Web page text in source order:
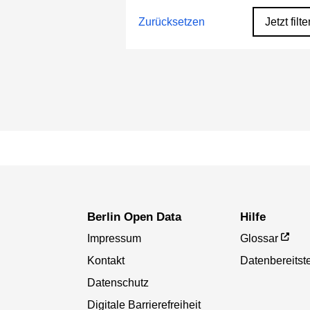
Zurücksetzen Jetzt
Berlin Open Data
Impressum
Kontakt
Datenschutz
Digitale Barrierefreiheit
Hilfe
Glossar